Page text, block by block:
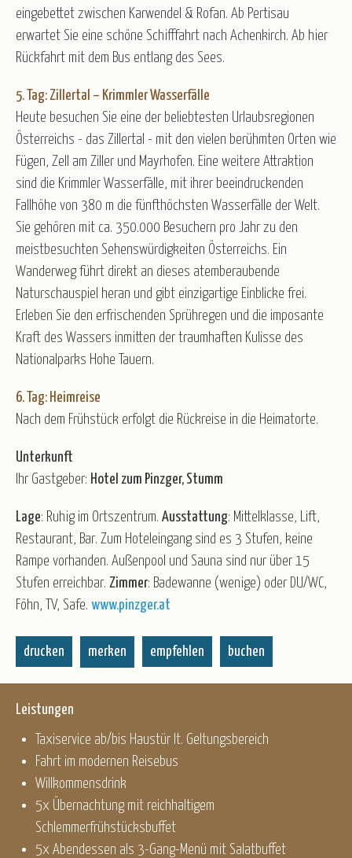
eingebettet zwischen Karwendel & Rofan. Ab Pertisau
erwartet Sie eine schöne Schifffahrt nach Achenkirch. Ab hier
Rückfahrt mit dem Bus entlang des Sees.
5. Tag: Zillertal – Krimmler Wasserfälle
Heute besuchen Sie eine der beliebtesten Urlaubsregionen
Österreichs - das Zillertal - mit den vielen berühmten Orten wie
Fügen, Zell am Ziller und Mayrhofen. Eine weitere Attraktion
sind die Krimmler Wasserfälle, mit ihrer beeindruckenden
Fallhöhe von 380 m die fünfthöchsten Wasserfälle der Welt.
Sie gehören mit ca. 350.000 Besuchern pro Jahr zu den
meistbesuchten Sehenswürdigkeiten Österreichs. Ein
Wanderweg führt direkt an dieses atemberaubende
Naturschauspiel heran und gibt einzigartige Einblicke frei.
Erleben Sie den erfrischenden Sprühregen und die imposante
Kraft des Wassers inmitten der traumhaften Kulisse des
Nationalparks Hohe Tauern.
6. Tag: Heimreise
Nach dem Frühstück erfolgt die Rückreise in die Heimatorte.
Unterkunft
Ihr Gastgeber: Hotel zum Pinzger, Stumm
Lage: Ruhig im Ortszentrum. Ausstattung: Mittelklasse, Lift,
Restaurant, Bar. Zum Hoteleingang sind es 3 Stufen, keine
Rampe vorhanden. Außenpool und Sauna sind nur über 15
Stufen erreichbar. Zimmer: Badewanne (wenige) oder DU/WC,
Föhn, TV, Safe. www.pinzger.at
drucken merken empfehlen buchen
Leistungen
Taxiservice ab/bis Haustür lt. Geltungsbereich
Fahrt im modernen Reisebus
Willkommensdrink
5x Übernachtung mit reichhaltigem
Schlemmerfrühstücksbuffet
5x Abendessen als 3-Gang-Menü mit Salatbuffet